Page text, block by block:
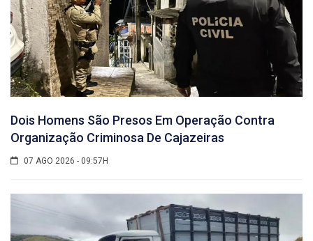
Dois Homens São Presos Em Operação Contra
Organização Criminosa De Cajazeiras
07 AGO 2026 - 09:57H